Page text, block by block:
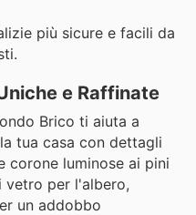
più sicure e facili da
e Raffinate
Brico ti aiuta a
tua casa con dettagli
corone luminose ai pini
vetro per l'albero,
un addobbo